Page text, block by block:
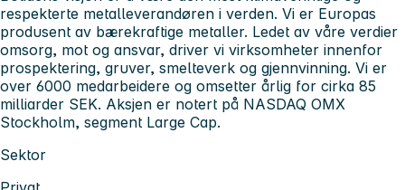
respekterte metalleverandøren i verden. Vi er Europas
produsent av bærekraftige metaller. Ledet av våre verdier
omsorg, mot og ansvar, driver vi virksomheter innenfor
prospektering, gruver, smelteverk og gjennvinning. Vi er
over 6000 medarbeidere og omsetter årlig for cirka 85
milliarder SEK. Aksjen er notert på NASDAQ OMX
Stockholm, segment Large Cap.
Sektor